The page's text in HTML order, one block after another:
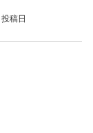
投稿日